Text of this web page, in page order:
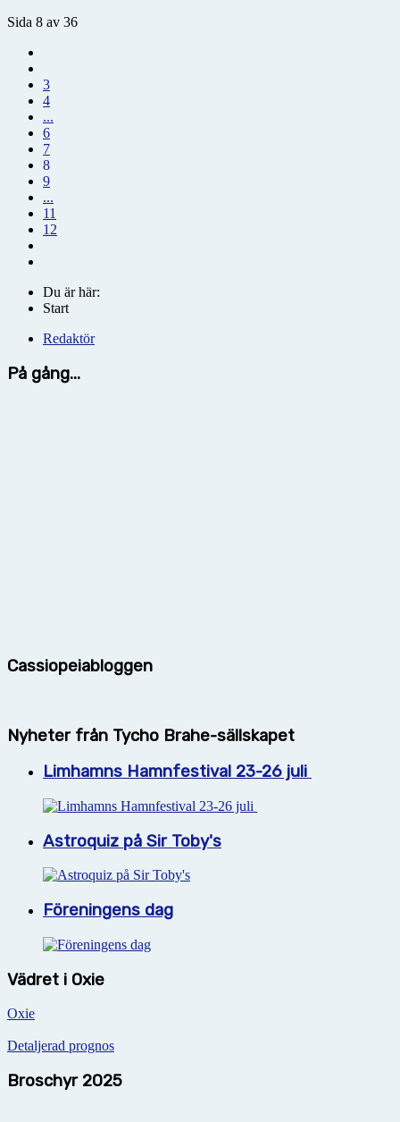
Sida 8 av 36
3
4
...
6
7
8
9
...
11
12
Du är här:
Start
Redaktör
På gång...
Cassiopeiabloggen
Nyheter från Tycho Brahe-sällskapet
Limhamns Hamnfestival 23-26 juli
Astroquiz på Sir Toby's
Föreningens dag
Vädret i Oxie
Oxie
Detaljerad prognos
Broschyr 2025